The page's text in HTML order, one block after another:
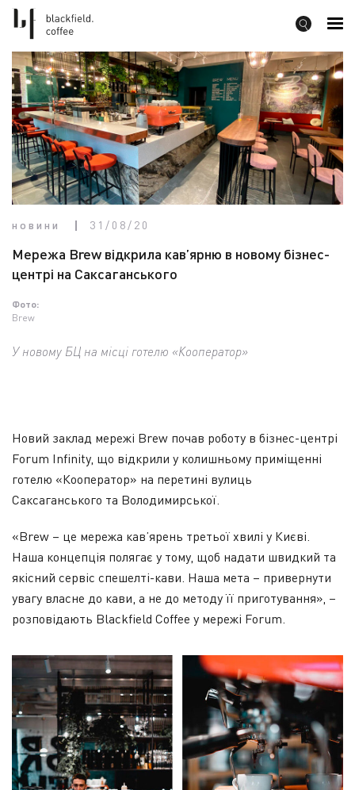
новини 31/08/20
Мережа Brew відкрила кав’ярню в новому бізнес-
центрі на Саксаганського
Фото:
Brew
У новому БЦ на місці готелю «Кооператор»
Новий заклад мережі Brew почав роботу в бізнес-центрі
Forum Infinity, що відкрили у колишньому приміщенні
готелю «Кооператор» на перетині вулиць
Саксаганського та Володимирської.
«Brew – це мережа кав’ярень третьої хвилі у Києві.
Наша концепція полягає у тому, щоб надати швидкий та
якісний сервіс спешелті-кави. Наша мета – привернути
увагу власне до кави, а не до методу її приготування», –
розповідають Blackfield Coffee у мережі Forum.